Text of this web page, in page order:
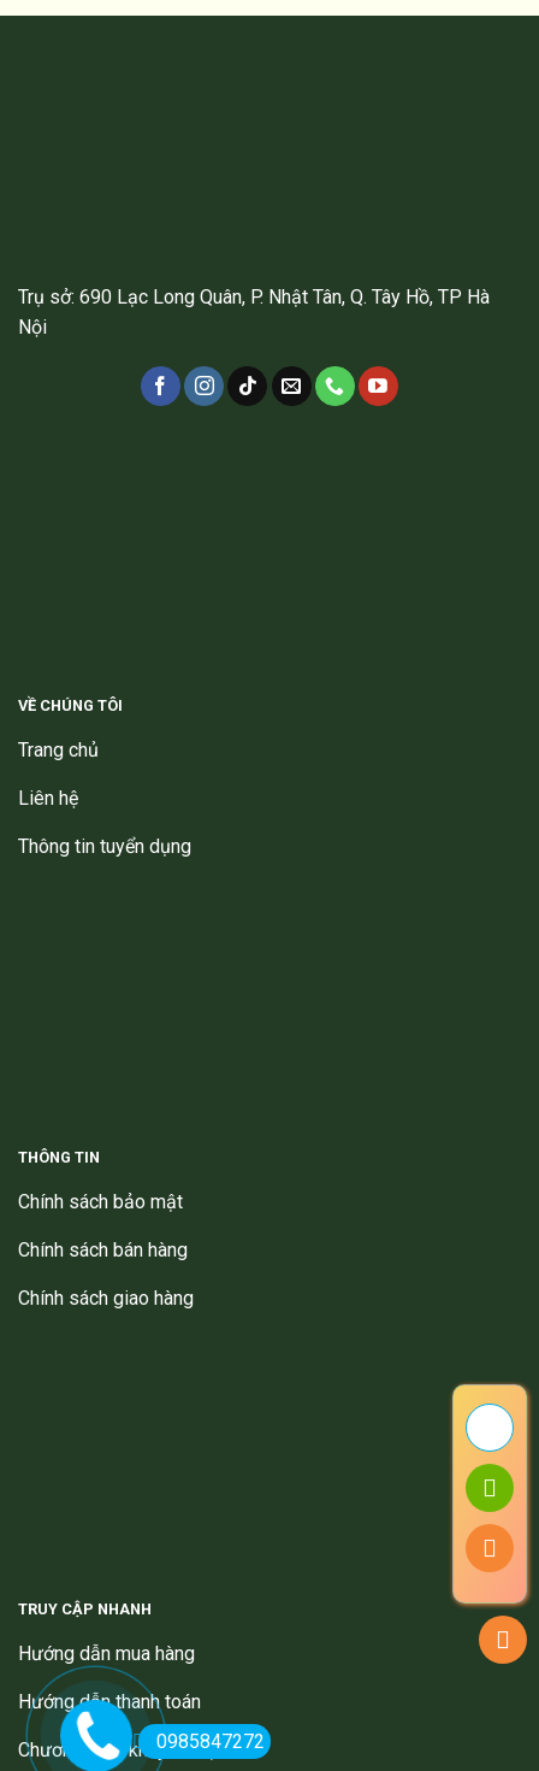
Trụ sở: 690 Lạc Long Quân, P. Nhật Tân, Q. Tây Hồ, TP Hà
Nội
VỀ CHÚNG TÔI
Trang chủ
Liên hệ
Thông tin tuyển dụng
THÔNG TIN
Chính sách bảo mật
Chính sách bán hàng
Chính sách giao hàng
TRUY CẬP NHANH
Hướng dẫn mua hàng
Hướng dẫn thanh toán
Chương trình khuyến mại
0985847272